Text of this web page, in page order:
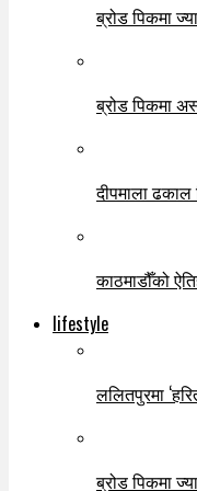
ब्रोड पिकमा
ब्रोड पिकमा
दीपमाला
काठमाडौँको
lifestyle
ललितपुरमा
ब्रोड पिकमा